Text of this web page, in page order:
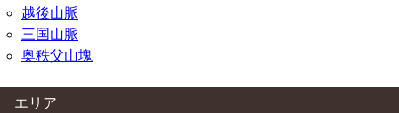
越後山脈
三国山脈
奥秩父山塊
エリア